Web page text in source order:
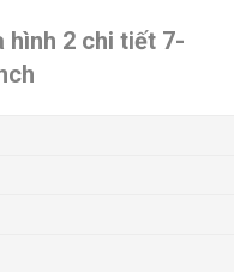
hình 2 chi tiết 7-